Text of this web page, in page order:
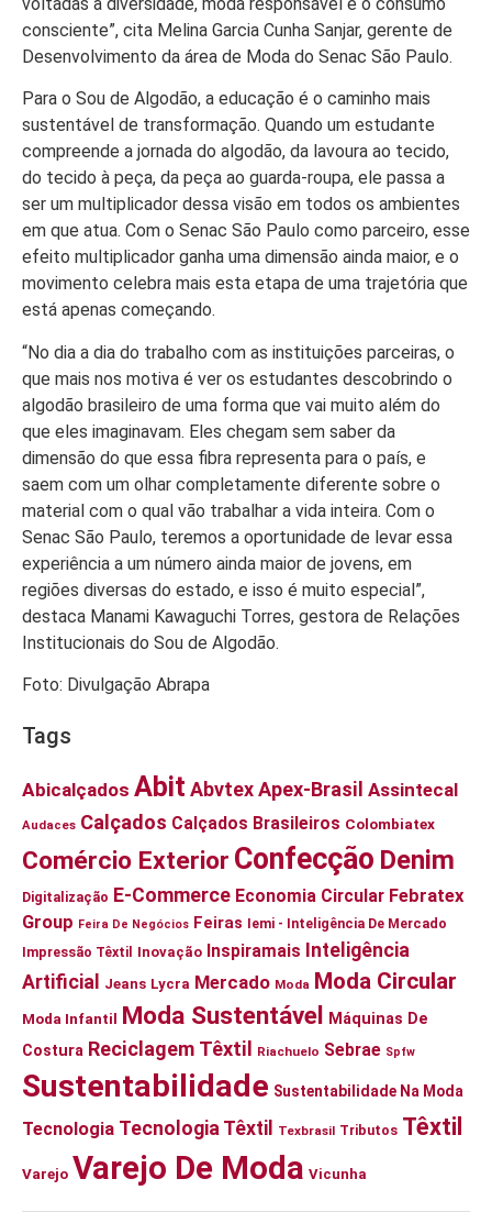
consciente”, cita Melina Garcia Cunha Sanjar, gerente de
Desenvolvimento da área de Moda do Senac São Paulo.
Para o Sou de Algodão, a educação é o caminho mais
sustentável de transformação. Quando um estudante
compreende a jornada do algodão, da lavoura ao tecido,
do tecido à peça, da peça ao guarda-roupa, ele passa a
ser um multiplicador dessa visão em todos os ambientes
em que atua. Com o Senac São Paulo como parceiro, esse
efeito multiplicador ganha uma dimensão ainda maior, e o
movimento celebra mais esta etapa de uma trajetória que
está apenas começando.
“No dia a dia do trabalho com as instituições parceiras, o
que mais nos motiva é ver os estudantes descobrindo o
algodão brasileiro de uma forma que vai muito além do
que eles imaginavam. Eles chegam sem saber da
dimensão do que essa fibra representa para o país, e
saem com um olhar completamente diferente sobre o
material com o qual vão trabalhar a vida inteira. Com o
Senac São Paulo, teremos a oportunidade de levar essa
experiência a um número ainda maior de jovens, em
regiões diversas do estado, e isso é muito especial”,
destaca Manami Kawaguchi Torres, gestora de Relações
Institucionais do Sou de Algodão.
Foto: Divulgação Abrapa
Tags
Abicalçados Abit AbvtexApex-Brasil Assintecal
Audaces Calçados Calçados Brasileiros Colombiatex
Comércio Exterior Confecção Denim
Digitalização E-Commerce Economia Circular Febratex
Group Feira De Negócios Feiras Iemi - Inteligência De Mercado
Impressão Têxtil Inovação Inspiramais
Inteligência
Artificial
Jeans Lycra Mercado Moda Moda Circular
Moda Infantil Moda Sustentável
Máquinas De
Costura Reciclagem Têxtil Riachuelo Sebrae Spfw
Sustentabilidade Sustentabilidade Na Moda
Tecnologia Tecnologia Têxtil Texbrasil Tributos Têxtil
Varejo Varejo De Moda Vicunha